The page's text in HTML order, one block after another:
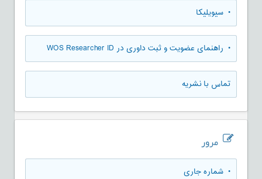
• سیویلیکا
• راهنمای عضویت و ثبت داوری در WOS Researcher ID
تماس با نشریه
مرور
• شماره جاری